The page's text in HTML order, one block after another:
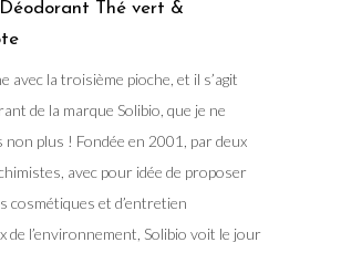
Thé vert &
avec la troisième pioche, et il s’agit
de la marque Solibio, que je ne
non plus ! Fondée en 2001, par deux
avec pour idée de proposer
cosmétiques et d’entretien
de l’environnement, Solibio voit le jour